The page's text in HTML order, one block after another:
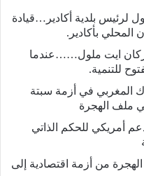
لرئيس بلدية أكادير…قيادة
بأكادير.
ايت ملول……عندما
للتنمية.
المغربي في أزمة سبتة
ملف الهجرة
أمريكي للحكم الذاتي
من أزمة اقتصادية إلى